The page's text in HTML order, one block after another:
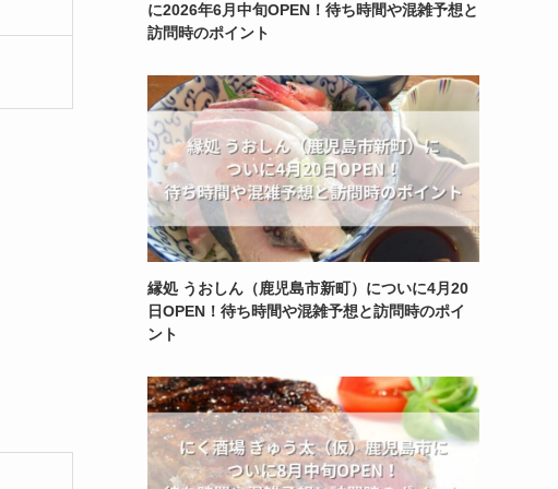
に2026年6月中旬OPEN！待ち時間や混雑予想と
訪問時のポイント
縁処 うおしん（鹿児島市新町）についに4月20
日OPEN！待ち時間や混雑予想と訪問時のポイ
ント